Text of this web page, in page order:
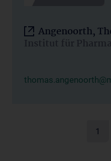
Angenoorth,
Institut für
1